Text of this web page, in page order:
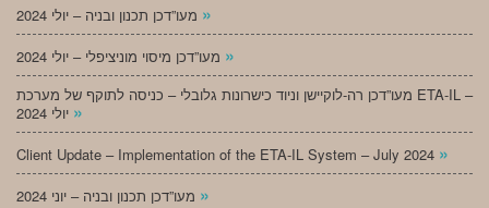
»
»
מעו”דכן רה-לוקיישן וניוד כישרונות גלובלי – כניסה לתוקף של מערכת ETA-IL –
»
Client Update – Implementation of the ETA-IL System – July 2024 »
»